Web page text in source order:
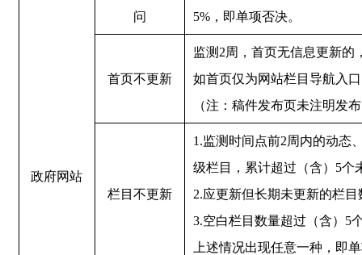
政府网站
问
5%，即单项否决。
首页不更新
监测2周，首页无信息更新的
如首页仅为网站栏目导航入
（注：稿件发布页未注明发
栏目不更新
1.监测时间点前2周内的动态
级栏目，累计超过（含）5个
2.应更新但长期未更新的栏
3.空白栏目数量超过（含）5
上述情况出现任意一种，即